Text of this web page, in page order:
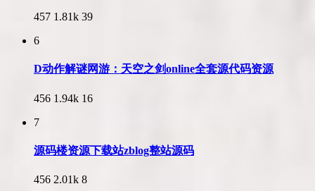
457 1.81k 39
6
D动作解谜网游：天空之剑online全套源代码资源
456 1.94k 16
7
源码楼资源下载站zblog整站源码
456 2.01k 8